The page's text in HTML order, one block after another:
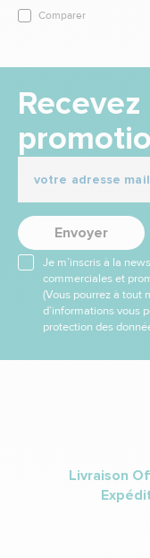
Comparer
Envoyer
Je m’inscris à la
commerciales et
(Vous pourrez à tout
d’informations vous
protection des
Livraison